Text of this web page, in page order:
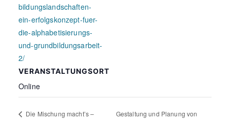
bildungslandschaften-
ein-erfolgskonzept-fuer-
die-alphabetisierungs-
und-grundbildungsarbeit-
2/
VERANSTALTUNGSORT
Online
Die Mischung macht’s –
Gestaltung und Planung von